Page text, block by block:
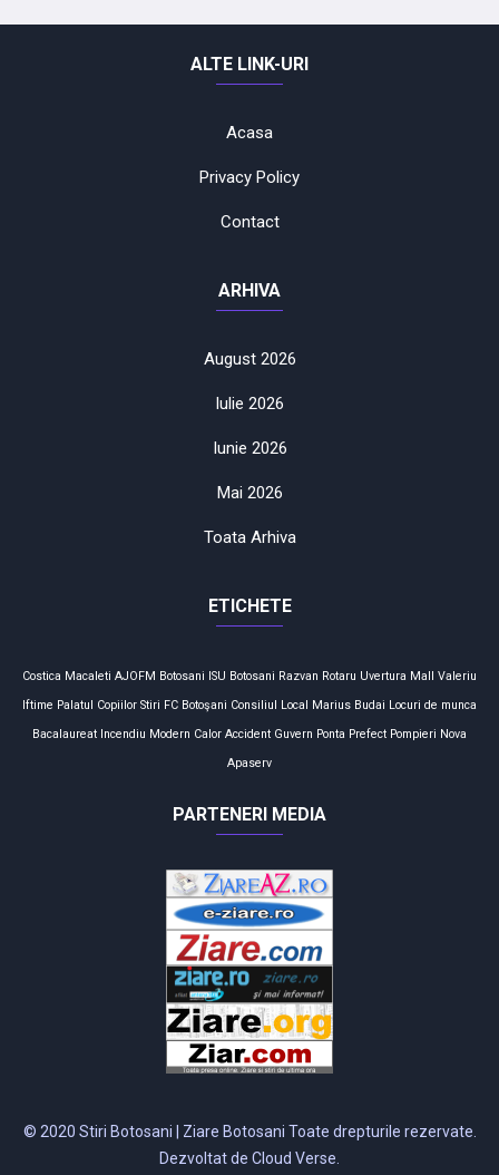
ALTE LINK-URI
Acasa
Privacy Policy
Contact
ARHIVA
August 2026
Iulie 2026
Iunie 2026
Mai 2026
Toata Arhiva
ETICHETE
Costica Macaleti AJOFM Botosani ISU Botosani Razvan Rotaru Uvertura Mall Valeriu
Iftime Palatul Copiilor Stiri FC Botoşani Consiliul Local Marius Budai Locuri de munca
Bacalaureat Incendiu Modern Calor Accident Guvern Ponta Prefect Pompieri Nova
Apaserv
PARTENERI MEDIA
© 2020 Stiri Botosani | Ziare Botosani Toate drepturile rezervate.
Dezvoltat de Cloud Verse.